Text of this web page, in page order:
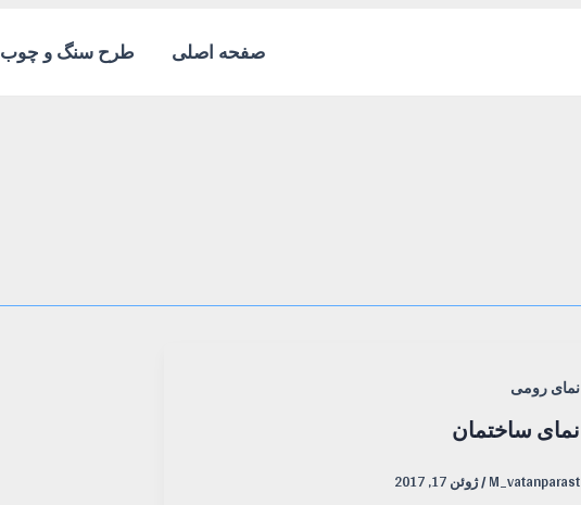
صفحه اصلی طرح سنگ و چوب
نمای رومی
نمای ساختمان
M_vatanparast
/ژوئن 17, 2017